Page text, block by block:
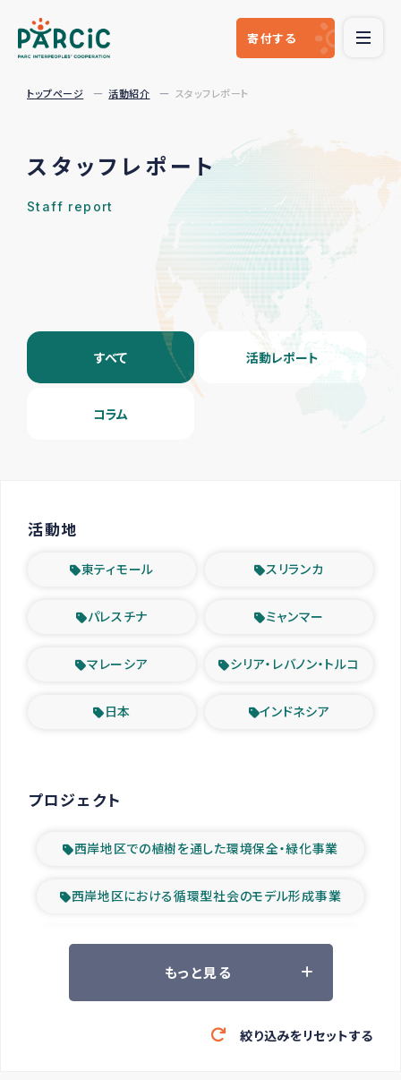
寄付する
トップページ 活動紹介 スタッフレポート
スタッフレポート
Staff report
すべて 活動レポート
コラム
活動地
東ティモール スリランカ
パレスチナ ミャンマー
マレーシア シリア・レバノン・トルコ
日本 インドネシア
プロジェクト
西岸地区での植樹を通した環境保全・緑化事業
西岸地区における循環型社会のモデル形成事業
ツアー参加者の声
緊急救援の時代
もっと見る
絞り込みをリセットする